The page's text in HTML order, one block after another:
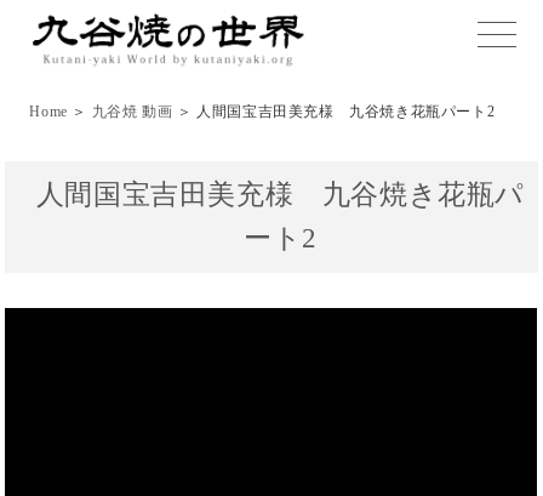
toggle
Home ＞ 九谷焼 動画 ＞ 人間国宝吉田美充様 九谷焼き花瓶パート2
人間国宝吉田美充様 九谷焼き花瓶パ
ート2